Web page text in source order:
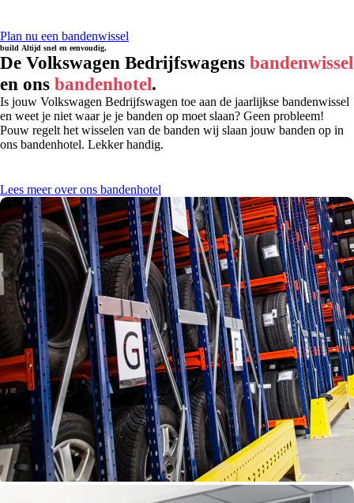
Plan nu een bandenwissel
build Altijd snel en eenvoudig.
De Volkswagen Bedrijfswagens bandenwissel
en ons bandenhotel.
Is jouw Volkswagen Bedrijfswagen toe aan de jaarlijkse bandenwissel
en weet je niet waar je je banden op moet slaan? Geen probleem!
Pouw regelt het wisselen van de banden wij slaan jouw banden op in
ons bandenhotel. Lekker handig.
Lees meer over ons bandenhotel